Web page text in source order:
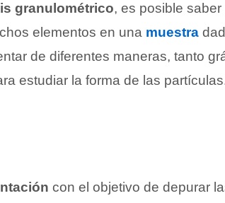
granulométrico, es posible
elementos en una muestra
de diferentes maneras, tanto
estudiar la forma de las
con el objetivo de depurar